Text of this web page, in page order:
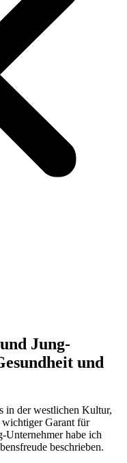
Jung-
und
in der westlichen Kultur,
wichtiger Garant für
Unternehmer habe ich
beschrieben.